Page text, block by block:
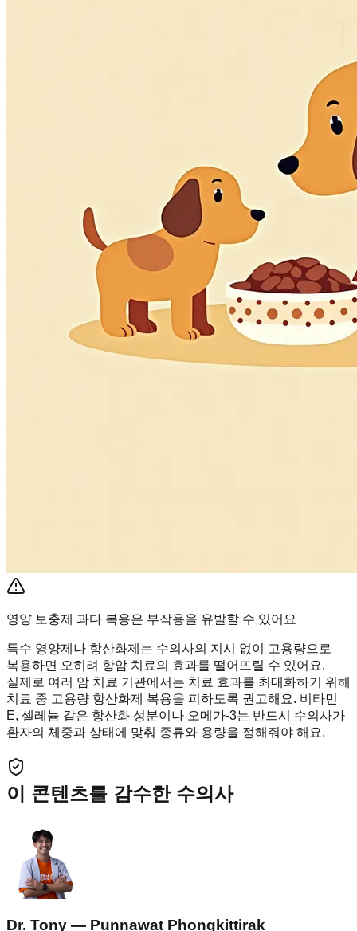
영양 보충제 과다 복용은 부작용을 유발할 수 있어요
특수 영양제나 항산화제는 수의사의 지시 없이 고용량으로
복용하면 오히려 항암 치료의 효과를 떨어뜨릴 수 있어요.
실제로 여러 암 치료 기관에서는 치료 효과를 최대화하기 위해
치료 중 고용량 항산화제 복용을 피하도록 권고해요. 비타민
E, 셀레늄 같은 항산화 성분이나 오메가-3는 반드시 수의사가
환자의 체중과 상태에 맞춰 종류와 용량을 정해줘야 해요.
이 콘텐츠를 감수한 수의사
Dr. Tony — Punnawat Phongkittirak